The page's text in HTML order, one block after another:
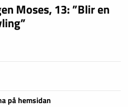
Moses, 13: ”Blir en
på hemsidan